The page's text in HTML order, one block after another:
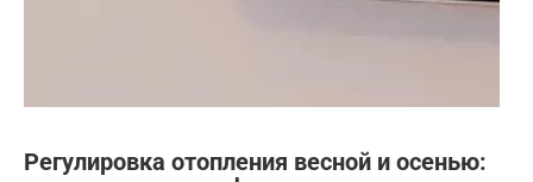
Регулировка отопления весной и осенью: